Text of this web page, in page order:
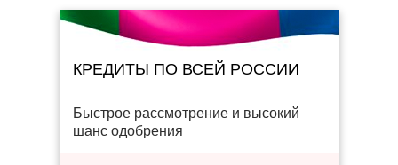
КРЕДИТЫ ПО ВСЕЙ РОССИИ
Быстрое рассмотрение и высокий
шанс одобрения